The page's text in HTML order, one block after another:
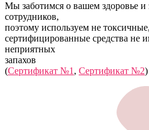
Мы заботимся о вашем здоровье и
сотрудников,
поэтому используем не
сертифицированные средства не
неприятных
запахов
(Сертификат №1 , Сертификат №2)